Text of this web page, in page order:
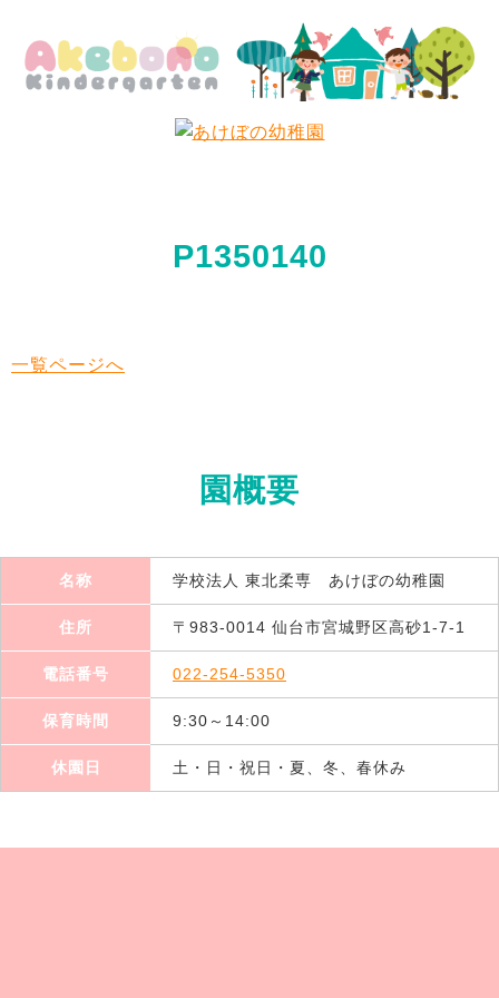
P1350140
一覧ページへ
園概要
名称 学校法人 東北柔専 あけぼの幼稚園
住所 〒983-0014 仙台市宮城野区高砂1-7-1
電話番号 022-254-5350
保育時間 9:30～14:00
休園日 土・日・祝日・夏、冬、春休み